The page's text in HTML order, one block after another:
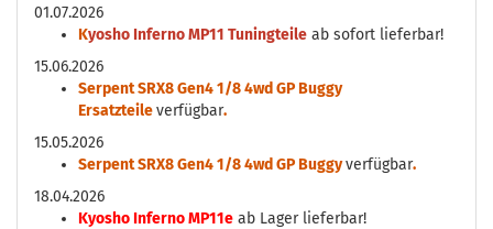
01.07.2026
Kyosho Inferno MP11 Tuningteile ab sofort lieferbar!
15.06.2026
Serpent SRX8 Gen4 1/8 4wd GP Buggy
Ersatzteileverfügbar.
15.05.2026
Serpent SRX8 Gen4 1/8 4wd GP Buggyverfügbar.
18.04.2026
Kyosho Inferno MP11e ab Lager lieferbar!